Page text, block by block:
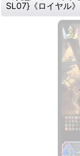
SL07}《ロイヤル》